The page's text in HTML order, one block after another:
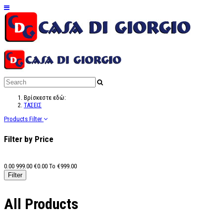
Βρίσκεστε εδώ:
ΤΑΣΕΙΣ
Products Filter
Filter by Price
0.00 999.00 €0.00 To €999.00
All Products